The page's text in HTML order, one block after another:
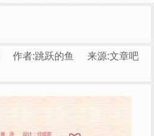
作者:跳跃的鱼
来源:文章吧